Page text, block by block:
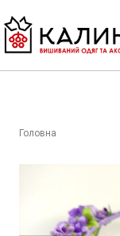
Головна